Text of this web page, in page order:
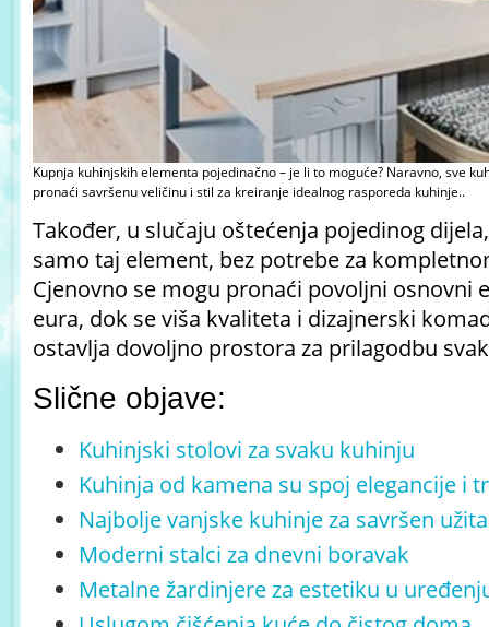
Kupnja kuhinjskih elementa pojedinačno – je li to moguće? Naravno, sve
pronaći savršenu veličinu i stil za kreiranje idealnog rasporeda kuhinje..
Također, u slučaju oštećenja pojedinog
samo taj element, bez potrebe za
Cjenovno se mogu pronaći povoljni osnovni
eura, dok se viša kvaliteta i dizajnerski
ostavlja dovoljno prostora za prilagodbu
Slične objave:
Kuhinjski stolovi za svaku kuhinju
Kuhinja od kamena su spoj elegancije i
Najbolje vanjske kuhinje za savršen
Moderni stalci za dnevni boravak
Metalne žardinjere za estetiku u